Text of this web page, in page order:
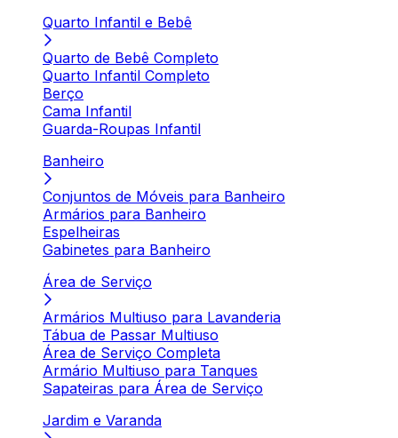
Quarto Infantil e Bebê
Quarto de Bebê Completo
Quarto Infantil Completo
Berço
Cama Infantil
Guarda-Roupas Infantil
Banheiro
Conjuntos de Móveis para Banheiro
Armários para Banheiro
Espelheiras
Gabinetes para Banheiro
Área de Serviço
Armários Multiuso para Lavanderia
Tábua de Passar Multiuso
Área de Serviço Completa
Armário Multiuso para Tanques
Sapateiras para Área de Serviço
Jardim e Varanda